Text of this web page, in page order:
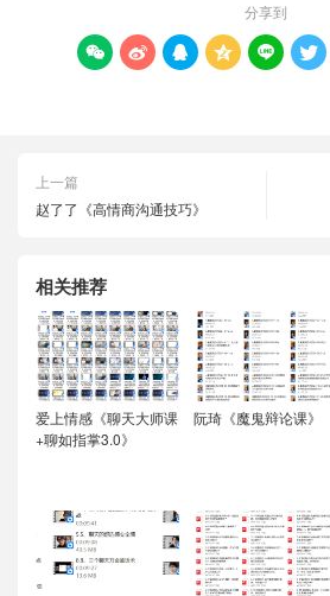
分享到
     
上一篇
赵了了《高情商沟通技巧》
相关推荐
爱上情感《聊天大师课
+聊如指掌3.0》
阮琦《魔鬼辩论课》